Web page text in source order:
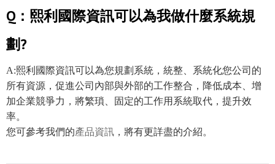
Q：熙利國際資訊可以為我做什麼系統規
劃?
A:熙利國際資訊可以為您規劃系統，統整、系統化您公司的
所有資源，促進公司內部與外部的工作整合，降低成本、增
加企業競爭力，將繁瑣、固定的工作用系統取代，提升效
率。
您可參考我們的產品資訊 ，將有更詳盡的介紹。